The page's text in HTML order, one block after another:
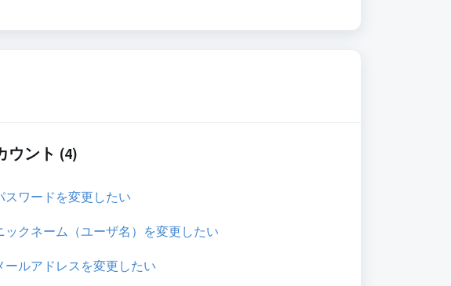
ウント (4)
スワードを変更したい
ックネーム（ユーザ名）を変更したい
ールアドレスを変更したい